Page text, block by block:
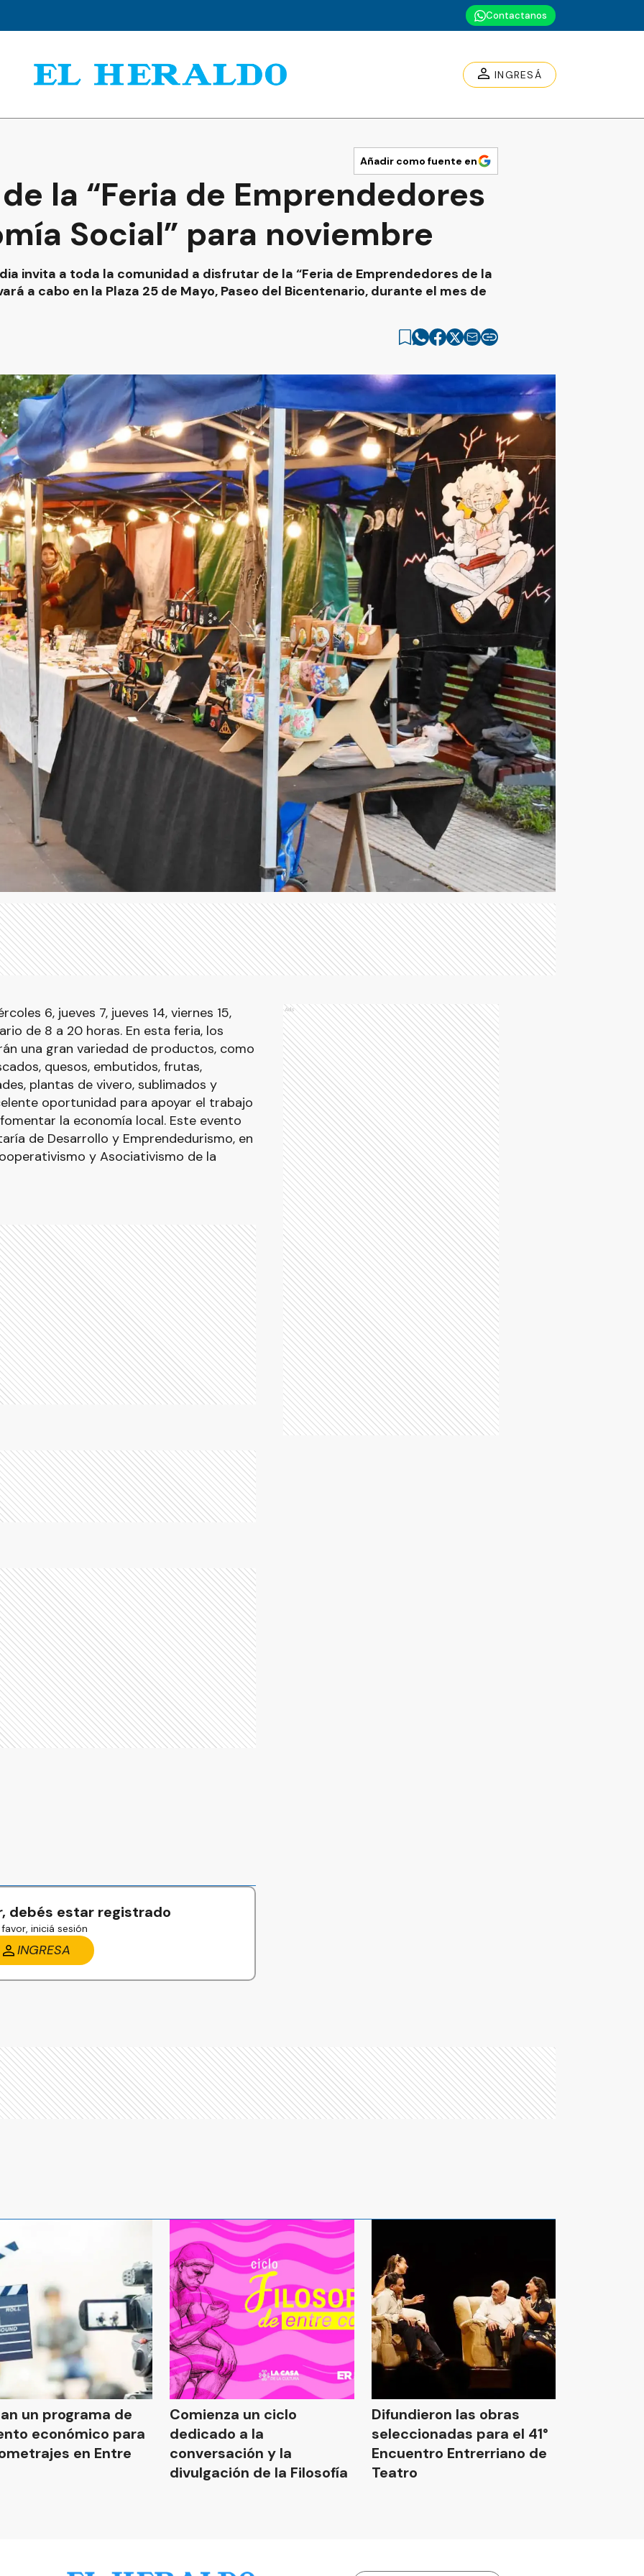
Contactanos
INGRESÁ
Añadir como fuente en
la “Feria de Emprendedores
Social” para noviembre
invita a toda la comunidad a disfrutar de la “Feria de Emprendedores de la
a cabo en la Plaza 25 de Mayo, Paseo del Bicentenario, durante el mes de
6, jueves 7, jueves 14, viernes 15,
de 8 a 20 horas. En esta feria, los
una gran variedad de productos, como
quesos, embutidos, frutas,
plantas de vivero, sublimados y
oportunidad para apoyar el trabajo
la economía local. Este evento
de Desarrollo y Emprendedurismo, en
y Asociativismo de la
debés estar registrado
iniciá sesión
INGRESA
Ads
un programa de
económico para
en Entre
Comienza un ciclo
dedicado a la
conversación y la
divulgación de la Filosofía
Difundieron las obras
seleccionadas para el 41°
Encuentro Entrerriano de
Teatro